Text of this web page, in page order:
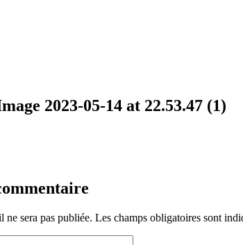
2023-05-14 at 22.53.47 (1)
ne sera pas publiée. Les champs obligatoires sont